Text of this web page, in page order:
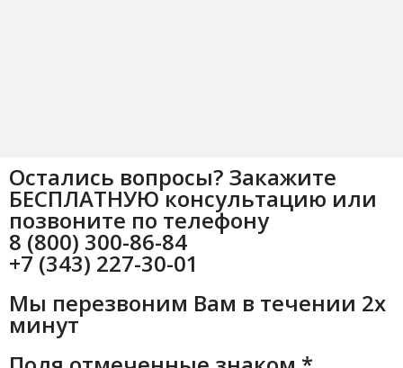
Остались вопросы? Закажите
БЕСПЛАТНУЮ консультацию или
позвоните по телефону
8 (800) 300-86-84
+7 (343) 227-30-01
Мы перезвоним Вам в течении 2х
минут